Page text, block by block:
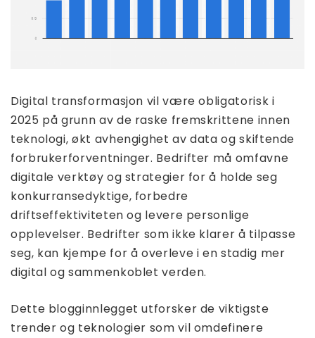
Digital transformasjon vil være obligatorisk i
2025 på grunn av de raske fremskrittene innen
teknologi, økt avhengighet av data og skiftende
forbrukerforventninger. Bedrifter må omfavne
digitale verktøy og strategier for å holde seg
konkurransedyktige, forbedre
driftseffektiviteten og levere personlige
opplevelser. Bedrifter som ikke klarer å tilpasse
seg, kan kjempe for å overleve i en stadig mer
digital og sammenkoblet verden.
Dette blogginnlegget utforsker de viktigste
trender og teknologier som vil omdefinere